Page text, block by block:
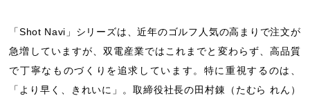
「Shot Navi」シリーズは、近年のゴルフ人気の高まりで注文が
急増していますが、双電産業ではこれまでと変わらず、高品質
で丁寧なものづくりを追求しています。特に重視するのは、
「より早く、きれいに」。取締役社長の田村錬（たむら れん）